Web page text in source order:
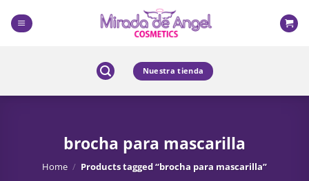
content
Nuestra tienda
brocha para mascarilla
Home / Products tagged “brocha para mascarilla”